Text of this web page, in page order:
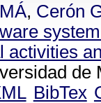
, Cerón
activities
de
BibTex